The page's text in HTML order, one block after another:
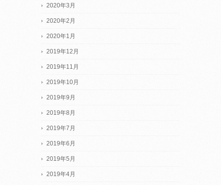
2020年3月
2020年2月
2020年1月
2019年12月
2019年11月
2019年10月
2019年9月
2019年8月
2019年7月
2019年6月
2019年5月
2019年4月